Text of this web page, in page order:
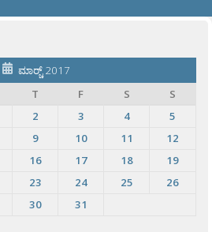
ಮಾರ್‍ಚ್ 2017
T F S
S
2 3 4
5
9 10 11
12
16 17 18
19
23 24 25
26
30
31